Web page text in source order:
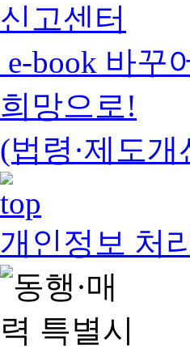
신고센터
e-book 바꾸
희망으로!
(법령·제도개
개인정보 처